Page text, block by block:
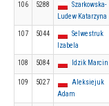
106 5288
Szarkowska-
Ludew Katarzyna
107 5044
Selwestruk
Izabela
108 5084 Idzik Marcin
109 5027
Aleksiejuk
Adam